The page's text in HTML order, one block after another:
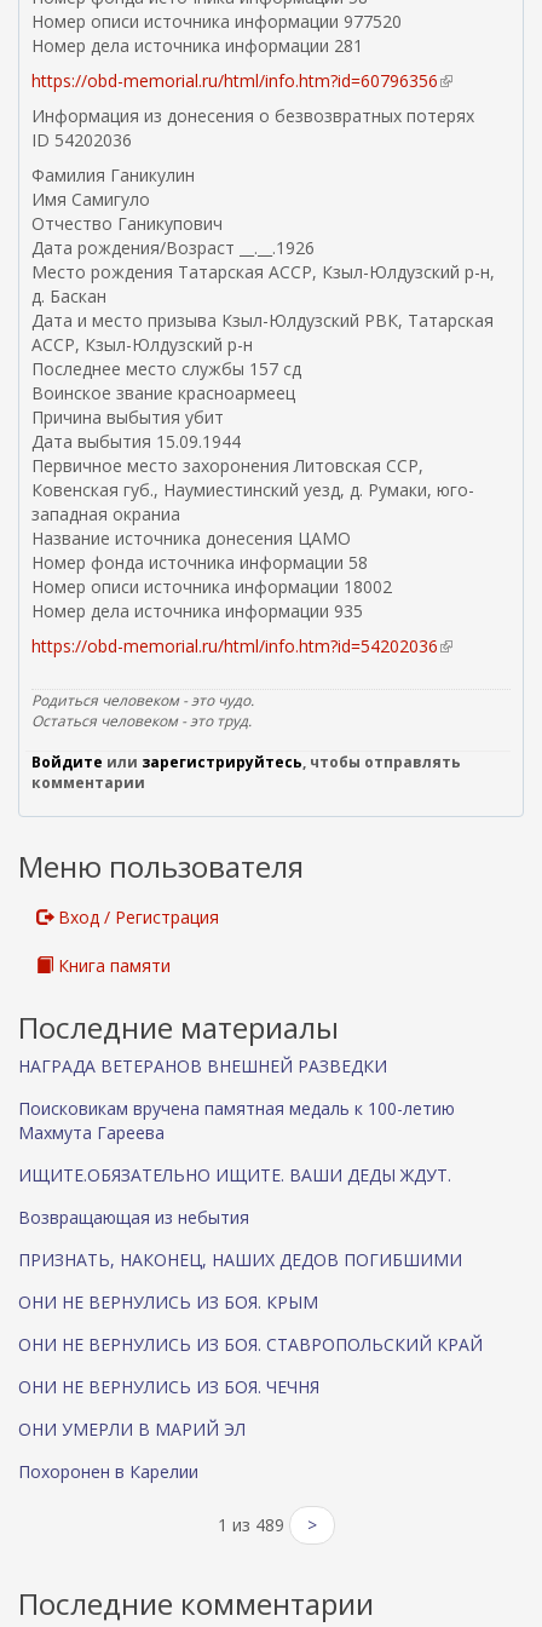
Номер описи источника информации 977520
Номер дела источника информации 281
https://obd-memorial.ru/html/info.htm?id=60796356(
н
с
ы
Информация из донесения о безвозвратных потерях
ID 54202036
Фамилия Ганикулин
Имя Самигуло
Отчество Ганикупович
Дата рождения/Возраст __.__.1926
Место рождения Татарская АССР, Кзыл-Юлдузский р-н,
д. Баскан
Дата и место призыва Кзыл-Юлдузский РВК, Татарская
АССР, Кзыл-Юлдузский р-н
Последнее место службы 157 сд
Воинское звание красноармеец
Причина выбытия убит
Дата выбытия 15.09.1944
Первичное место захоронения Литовская ССР,
Ковенская губ., Наумиестинский уезд, д. Румаки, юго-
западная окраниа
Название источника донесения ЦАМО
Номер фонда источника информации 58
Номер описи источника информации 18002
Номер дела источника информации 935
https://obd-memorial.ru/html/info.htm?id=54202036(
н
н
я
Родиться человеком - это чудо.
Остаться человеком - это труд.
Войдите или зарегистрируйтесь, чтобы отправлять
комментарии
Меню пользователя
Вход / Регистрация
Книга памяти
Последние материалы
НАГРАДА ВЕТЕРАНОВ ВНЕШНЕЙ РАЗВЕДКИ
Поисковикам вручена памятная медаль к 100-летию
Махмута Гареева
ИЩИТЕ.ОБЯЗАТЕЛЬНО ИЩИТЕ. ВАШИ ДЕДЫ ЖДУТ.
Возвращающая из небытия
ПРИЗНАТЬ, НАКОНЕЦ, НАШИХ ДЕДОВ ПОГИБШИМИ
ОНИ НЕ ВЕРНУЛИСЬ ИЗ БОЯ. КРЫМ
ОНИ НЕ ВЕРНУЛИСЬ ИЗ БОЯ. СТАВРОПОЛЬСКИЙ КРАЙ
ОНИ НЕ ВЕРНУЛИСЬ ИЗ БОЯ. ЧЕЧНЯ
ОНИ УМЕРЛИ В МАРИЙ ЭЛ
Похоронен в Карелии
1 из 489 >
Последние комментарии